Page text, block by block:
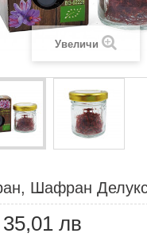
Увеличи
Шафран
35,01 лв